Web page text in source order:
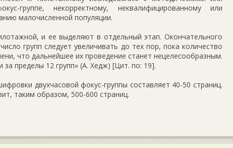
группе, некорректному, неквалифицированному или
малочисленной популяции.
и ее выделяют в отдельный этап. Окончательного
групп следует увеличивать до тех пор, пока количество
что дальнейшее их проведение станет нецелесообразным.
пределы 12 групп» (А. Хедж) [Цит. по: 19].
двух­часовой фокус-группы составляет 40-50 страниц.
таким образом, 500-600 страниц.